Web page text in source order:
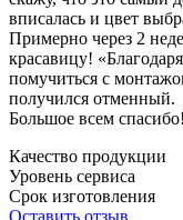
вписалась и цвет
Примерно через 2
красавицу!
помучиться с
получился отменный.
Большое всем
Качество продукции
Уровень сервиса
Срок изготовления
Оставить отзыв